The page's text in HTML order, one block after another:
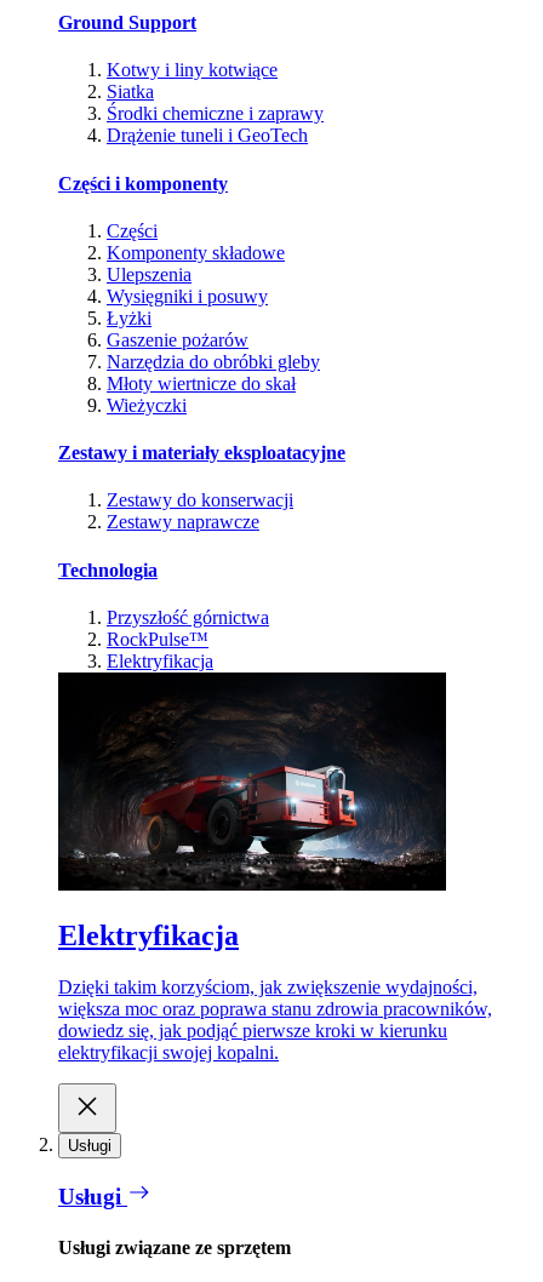
Ground Support
Kotwy i liny kotwiące
Siatka
Środki chemiczne i zaprawy
Drążenie tuneli i GeoTech
Części i komponenty
Części
Komponenty składowe
Ulepszenia
Wysięgniki i posuwy
Łyżki
Gaszenie pożarów
Narzędzia do obróbki gleby
Młoty wiertnicze do skał
Wieżyczki
Zestawy i materiały eksploatacyjne
Zestawy do konserwacji
Zestawy naprawcze
Technologia
Przyszłość górnictwa
RockPulse™
Elektryfikacja
Elektryfikacja
Dzięki takim korzyściom, jak zwiększenie wydajności,
większa moc oraz poprawa stanu zdrowia pracowników,
dowiedz się, jak podjąć pierwsze kroki w kierunku
elektryfikacji swojej kopalni.
Usługi
Usługi
Usługi związane ze sprzętem